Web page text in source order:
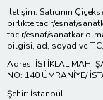
İletişim: Satıcının
birlikte tacir/esnaf/
tacir/esnaf/sanatkar
bilgisi, ad, soyad ve
Adres: İSTİKLAL MAH.
NO: 140 ÜMRANİYE/
Şehir: İstanbul